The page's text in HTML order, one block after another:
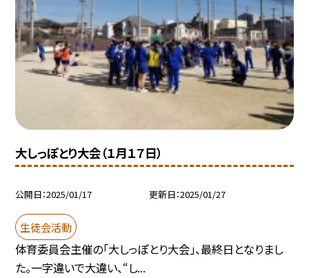
大しっぽとり大会（１月１７日）
公開日 2025/01/17 更新日 2025/01/27
生徒会活動
体育委員会主催の「大しっぽとり大会」、最終日となりまし
た。一字違いで大違い、“し...